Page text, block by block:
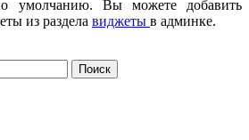
умолчанию. Вы можете добавить
из раздела виджеты в админке.